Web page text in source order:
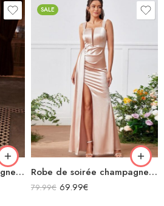
Robe de soirée champagne en satin fluide col bénitier bretelles longue fendue
SALE
Robe de soirée champagne en satin longue fendue à bretelles
79.99€ 69.99€